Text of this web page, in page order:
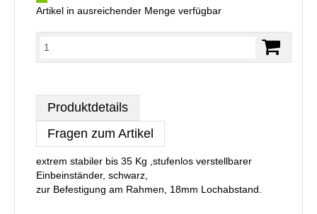
Artikel in ausreichender Menge verfügbar
Produktdetails
Fragen zum Artikel
extrem stabiler bis 35 Kg ,stufenlos verstellbarer
Einbeinständer, schwarz,
zur Befestigung am Rahmen, 18mm Lochabstand.